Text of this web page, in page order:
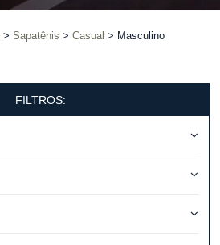
Sapatênis Casual Masculino
FILTROS: